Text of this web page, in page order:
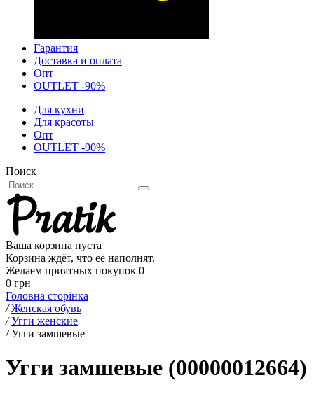
Гарантия
Доставка и оплата
Опт
OUTLET -90%
Для кухни
Для красоты
Опт
OUTLET -90%
Поиск
Ваша корзина пуста
Корзина ждёт, что её наполнят.
Желаем приятных покупок 0
0 грн
Головна сторінка
/ Женская обувь
/ Угги женские
/ Угги замшевые
Угги замшевые (00000012664)